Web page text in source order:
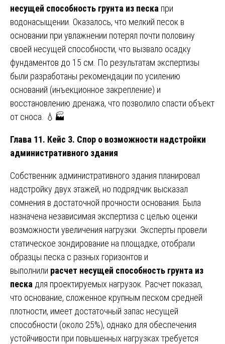
несущей способность грунта из песка при
водонасыщении. Оказалось, что мелкий песок в
основании при увлажнении потерял почти половину
своей несущей способности, что вызвало осадку
фундаментов до 15 см. По результатам экспертизы
были разработаны рекомендации по усилению
оснований (инъекционное закрепление) и
восстановлению дренажа, что позволило спасти объект
от сноса. 💧🏭
Глава 11. Кейс 3. Спор о возможности надстройки
административного здания
Собственник административного здания планировал
надстройку двух этажей, но подрядчик высказал
сомнения в достаточной прочности основания. Была
назначена независимая экспертиза с целью оценки
возможности увеличения нагрузки. Эксперты провели
статическое зондирование на площадке, отобрали
образцы песка с разных горизонтов и
выполнили расчет несущей способность грунта из
песка для проектируемых нагрузок. Расчет показал,
что основание, сложенное крупным песком средней
плотности, имеет достаточный запас несущей
способности (около 25%), однако для обеспечения
устойчивости при повышенных нагрузках требуется